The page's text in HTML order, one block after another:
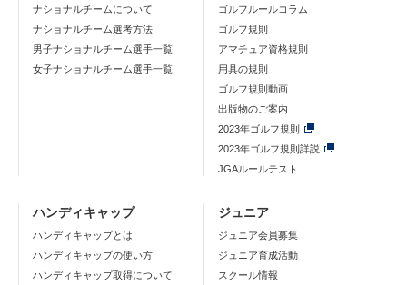
ナショナルチームについて
ナショナルチーム選考方法
男子ナショナルチーム選手一覧
女子ナショナルチーム選手一覧
ゴルフルールコラム
ゴルフ規則
アマチュア資格規則
用具の規則
ゴルフ規則動画
出版物のご案内
2023年ゴルフ規則
2023年ゴルフ規則詳説
JGAルールテスト
ハンディキャップ
ハンディキャップとは
ハンディキャップの使い方
ハンディキャップ取得について
ジュニア
ジュニア会員募集
ジュニア育成活動
スクール情報